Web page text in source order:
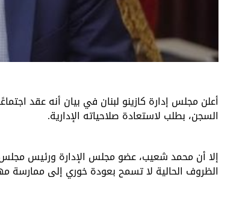
شهيد في غارة
قصف مدفعي عنيف
أعلن مجلس إدارة كازينو لبنان في بيان أنه عقد
السجن، بطلب لاستعادة صلاحياته الإدارية.
إلا أن محمد شعيب، عضو مجلس الإدارة ورئيس
الظروف الحالية لا تسمح بعودة خوري إلى ممارسة